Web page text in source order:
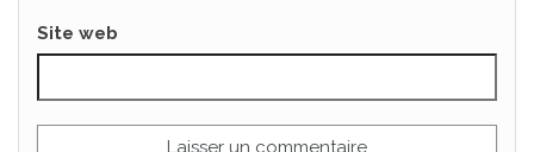
Site web